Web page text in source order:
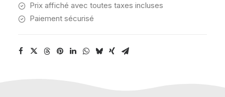
Prix affiché avec toutes taxes incluses
Paiement sécurisé